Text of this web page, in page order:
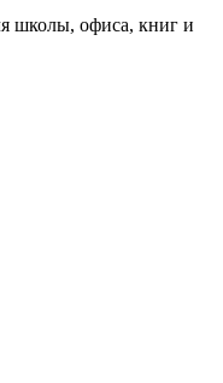
школы, офиса, книг и